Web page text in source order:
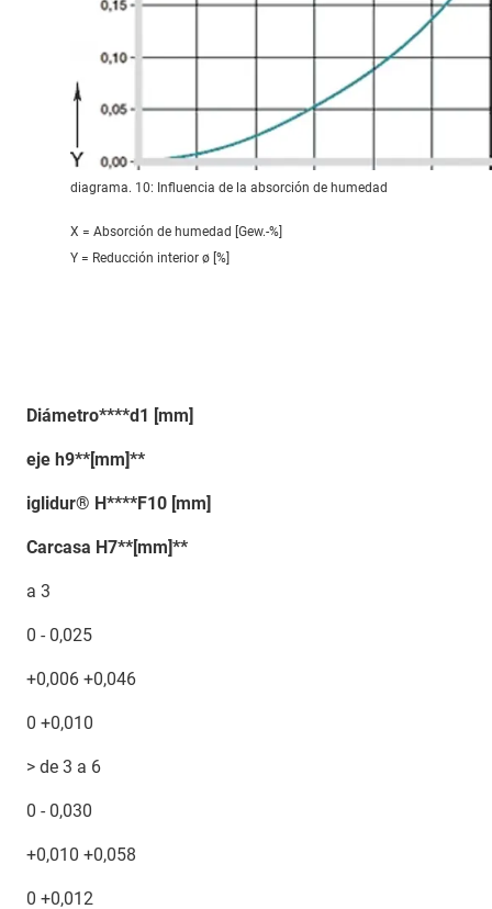
diagrama. 10: Influencia de la absorción de humedad
X = Absorción de humedad [Gew.-%]
Y = Reducción interior ø [%]
Diámetro****d1 [mm]
eje h9**[mm]**
iglidur® H****F10 [mm]
Carcasa H7**[mm]**
a 3
0 - 0,025
+0,006 +0,046
0 +0,010
> de 3 a 6
0 - 0,030
+0,010 +0,058
0 +0,012